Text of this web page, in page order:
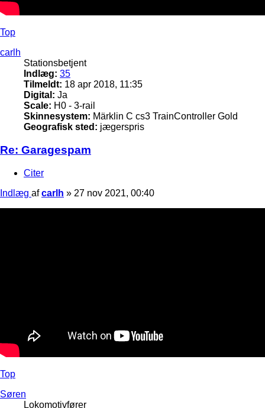
Top
carlh
Stationsbetjent
Indlæg: 35
Tilmeldt: 18 apr 2018, 11:35
Digital: Ja
Scale: H0 - 3-rail
Skinnesystem: Märklin C cs3 TrainController Gold
Geografisk sted: jægerspris
Re: Garagespam
Citer
Indlæg afcarlh » 27 nov 2021, 00:40
Top
Søren
Lokomotivfører